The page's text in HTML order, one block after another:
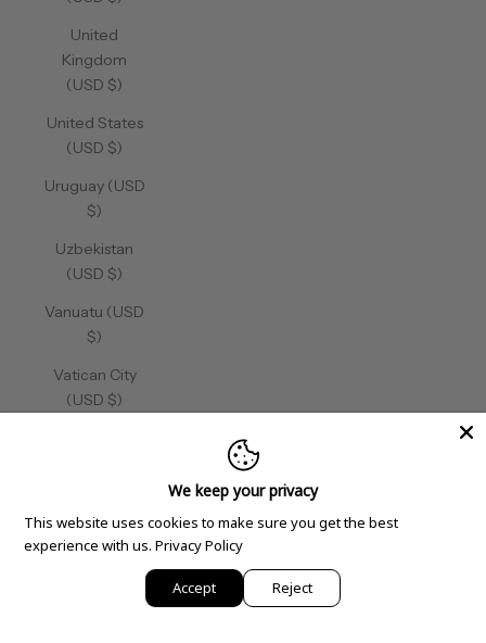
United
Kingdom
(USD $)
United States
(USD $)
Uruguay (USD
$)
Uzbekistan
(USD $)
Vanuatu (USD
$)
Vatican City
(USD $)
$)
We keep your privacy
This website uses cookies to make sure you get the best
experience with us. Privacy Policy
Accept Reject